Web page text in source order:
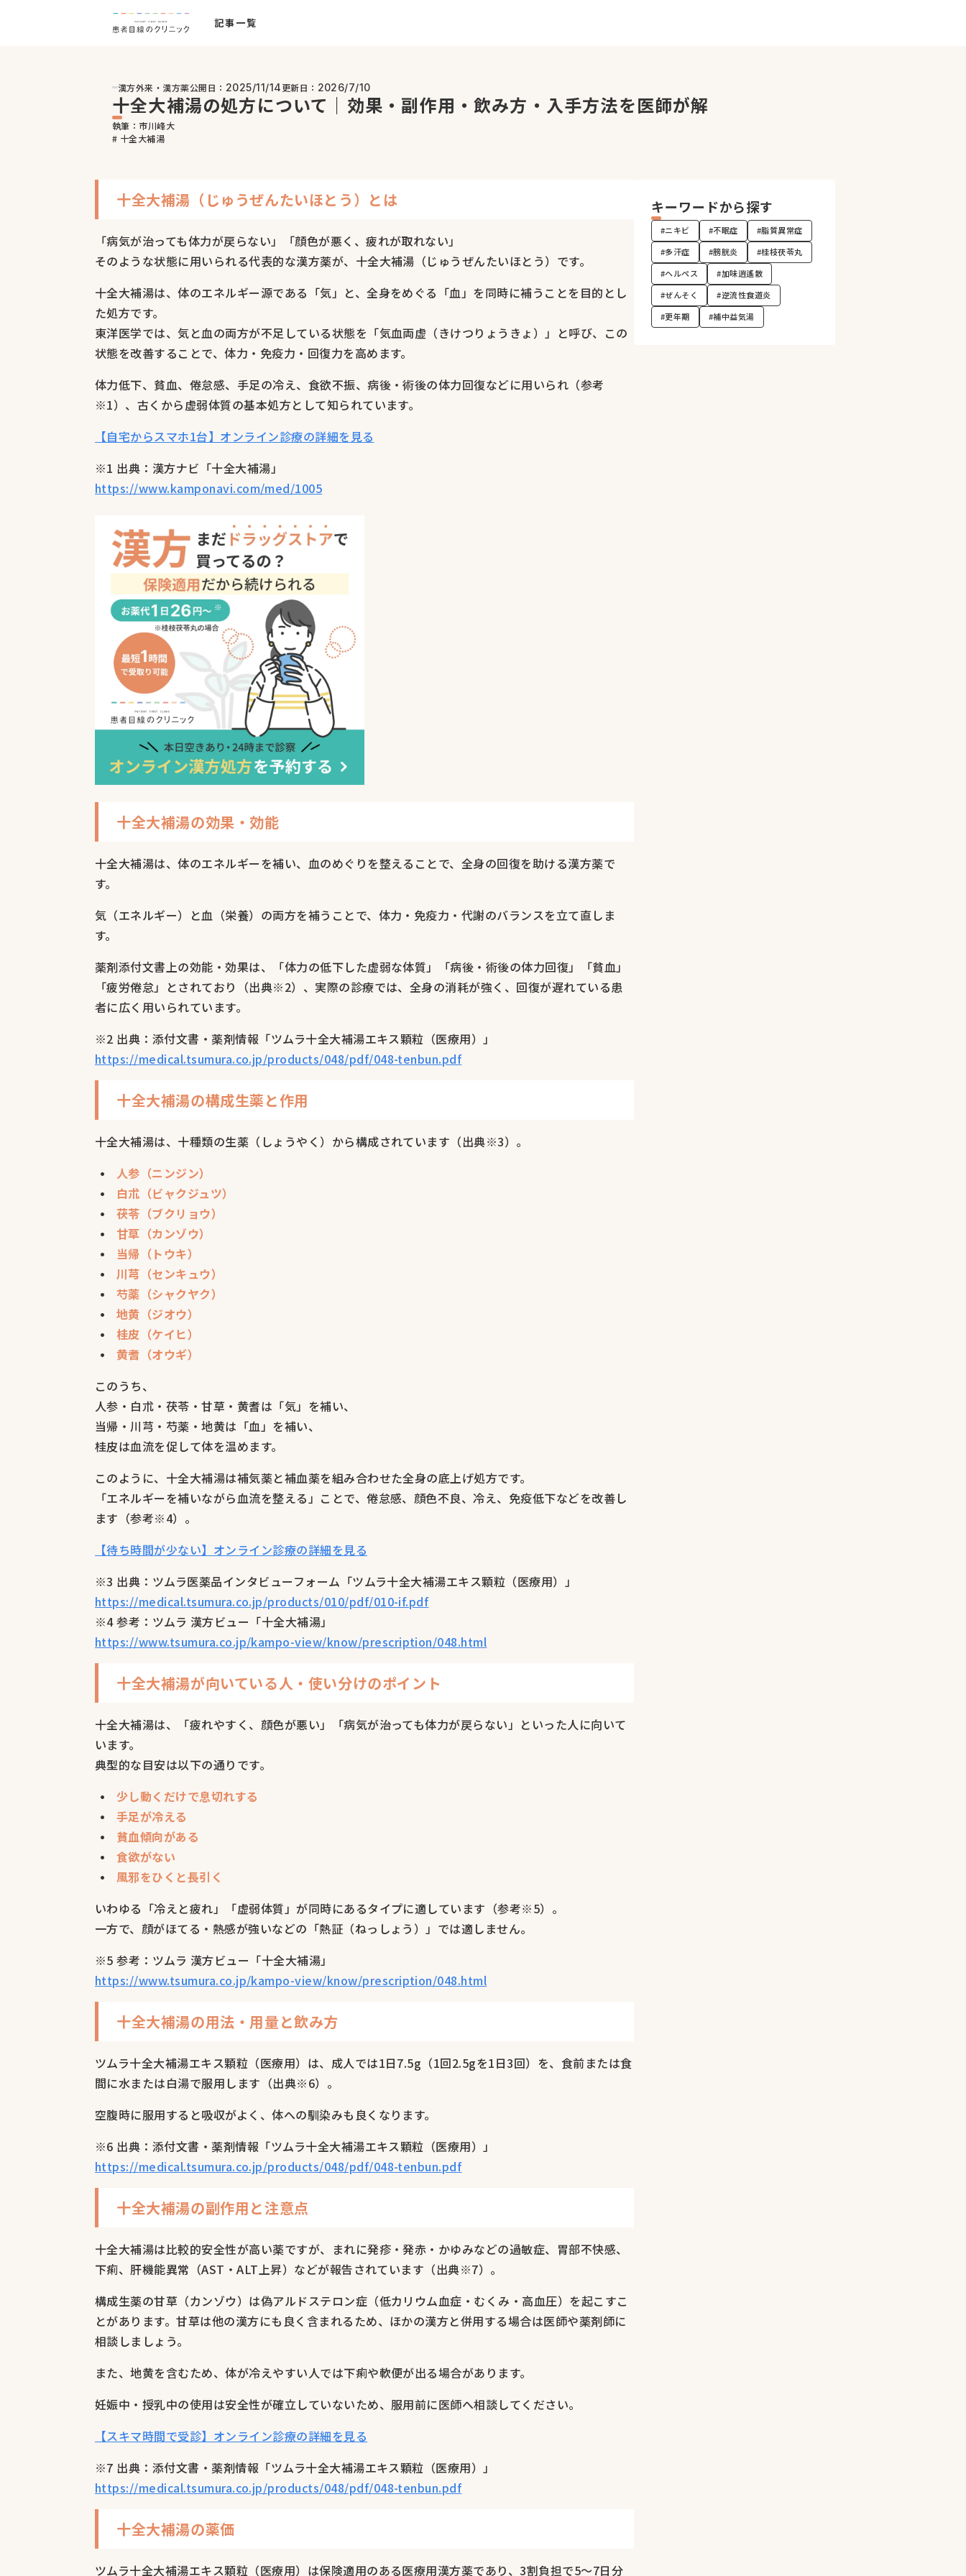
記事一覧
漢方外来・漢方薬公開日： 2025/11/14更新日： 2026/7/10
十全大補湯の処方について｜効果・副作用・飲み方・入手方法を医師が解
執筆：市川峰大
# 十全大補湯
十全大補湯（じゅうぜんたいほとう）とは
「病気が治っても体力が戻らない」「顔色が悪く、疲れが取れない」
そのような状態に用いられる代表的な漢方薬が、十全大補湯（じゅうぜんたいほとう）です。
十全大補湯は、体のエネルギー源である「気」と、全身をめぐる「血」を同時に補うことを目的とし
た処方です。
東洋医学では、気と血の両方が不足している状態を「気血両虚（きけつりょうきょ）」と呼び、この
状態を改善することで、体力・免疫力・回復力を高めます。
体力低下、貧血、倦怠感、手足の冷え、食欲不振、病後・術後の体力回復などに用いられ（参考
※1）、古くから虚弱体質の基本処方として知られています。
【自宅からスマホ1台】オンライン診療の詳細を見る
※1 出典：漢方ナビ「十全大補湯」
https://www.kamponavi.com/med/1005
十全大補湯の効果・効能
十全大補湯は、体のエネルギーを補い、血のめぐりを整えることで、全身の回復を助ける漢方薬で
す。
気（エネルギー）と血（栄養）の両方を補うことで、体力・免疫力・代謝のバランスを立て直しま
す。
薬剤添付文書上の効能・効果は、「体力の低下した虚弱な体質」「病後・術後の体力回復」「貧血」
「疲労倦怠」とされており（出典※2）、実際の診療では、全身の消耗が強く、回復が遅れている患
者に広く用いられています。
※2 出典：添付文書・薬剤情報「ツムラ十全大補湯エキス顆粒（医療用）」
https://medical.tsumura.co.jp/products/048/pdf/048-tenbun.pdf
十全大補湯の構成生薬と作用
十全大補湯は、十種類の生薬（しょうやく）から構成されています（出典※3）。
人参（ニンジン）
白朮（ビャクジュツ）
茯苓（ブクリョウ）
甘草（カンゾウ）
当帰（トウキ）
川芎（センキュウ）
芍薬（シャクヤク）
地黄（ジオウ）
桂皮（ケイヒ）
黄耆（オウギ）
このうち、
人参・白朮・茯苓・甘草・黄耆は「気」を補い、
当帰・川芎・芍薬・地黄は「血」を補い、
桂皮は血流を促して体を温めます。
このように、十全大補湯は補気薬と補血薬を組み合わせた全身の底上げ処方です。
「エネルギーを補いながら血流を整える」ことで、倦怠感、顔色不良、冷え、免疫低下などを改善し
ます（参考※4）。
【待ち時間が少ない】オンライン診療の詳細を見る
※3 出典：ツムラ医薬品インタビューフォーム「ツムラ十全大補湯エキス顆粒（医療用）」
https://medical.tsumura.co.jp/products/010/pdf/010-if.pdf
※4 参考：ツムラ 漢方ビュー「十全大補湯」
https://www.tsumura.co.jp/kampo-view/know/prescription/048.html
十全大補湯が向いている人・使い分けのポイント
十全大補湯は、「疲れやすく、顔色が悪い」「病気が治っても体力が戻らない」といった人に向いて
います。
典型的な目安は以下の通りです。
少し動くだけで息切れする
手足が冷える
貧血傾向がある
食欲がない
風邪をひくと長引く
いわゆる「冷えと疲れ」「虚弱体質」が同時にあるタイプに適しています（参考※5）。
一方で、顔がほてる・熱感が強いなどの「熱証（ねっしょう）」では適しません。
※5 参考：ツムラ 漢方ビュー「十全大補湯」
https://www.tsumura.co.jp/kampo-view/know/prescription/048.html
十全大補湯の用法・用量と飲み方
ツムラ十全大補湯エキス顆粒（医療用）は、成人では1日7.5g（1回2.5gを1日3回）を、食前または食
間に水または白湯で服用します（出典※6）。
空腹時に服用すると吸収がよく、体への馴染みも良くなります。
※6 出典：添付文書・薬剤情報「ツムラ十全大補湯エキス顆粒（医療用）」
https://medical.tsumura.co.jp/products/048/pdf/048-tenbun.pdf
十全大補湯の副作用と注意点
十全大補湯は比較的安全性が高い薬ですが、まれに発疹・発赤・かゆみなどの過敏症、胃部不快感、
下痢、肝機能異常（AST・ALT上昇）などが報告されています（出典※7）。
構成生薬の甘草（カンゾウ）は偽アルドステロン症（低カリウム血症・むくみ・高血圧）を起こすこ
とがあります。甘草は他の漢方にも良く含まれるため、ほかの漢方と併用する場合は医師や薬剤師に
相談しましょう。
また、地黄を含むため、体が冷えやすい人では下痢や軟便が出る場合があります。
妊娠中・授乳中の使用は安全性が確立していないため、服用前に医師へ相談してください。
【スキマ時間で受診】オンライン診療の詳細を見る
※7 出典：添付文書・薬剤情報「ツムラ十全大補湯エキス顆粒（医療用）」
https://medical.tsumura.co.jp/products/048/pdf/048-tenbun.pdf
十全大補湯の薬価
ツムラ十全大補湯エキス顆粒（医療用）は保険適用のある医療用漢方薬であり、3割負担で5〜7日分
キーワードから探す
#ニキビ #不眠症
#脂質異常症
#多汗症
#膀胱炎
#桂枝茯苓丸
#ヘルペス
#加味逍遙散
#ぜんそく
#逆流性食道炎
#更年期
#補中益気湯